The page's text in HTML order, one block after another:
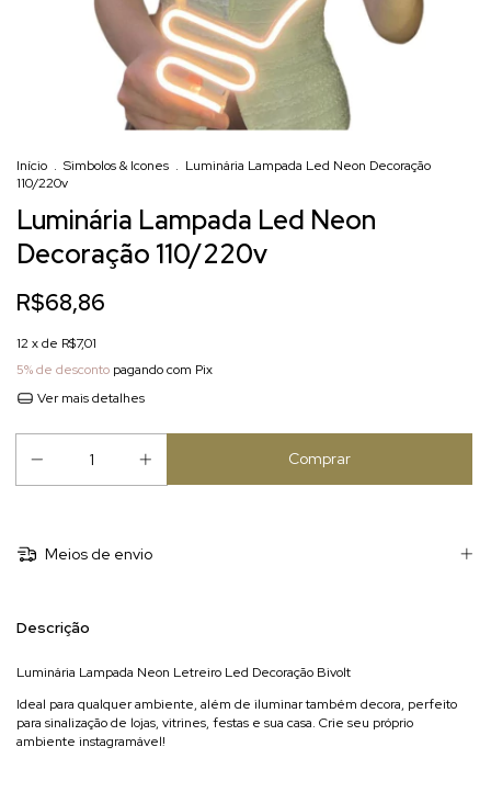
Início . Simbolos & Icones . Luminária Lampada Led Neon Decoração
110/220v
Luminária Lampada Led Neon
Decoração 110/220v
R$68,86
12 x de R$7,01
5% de desconto pagando com Pix
Ver mais detalhes
Meios de envio
Descrição
Luminária Lampada Neon Letreiro Led Decoração Bivolt
Ideal para qualquer ambiente, além de iluminar também decora, perfeito
para sinalização de lojas, vitrines, festas e sua casa. Crie seu próprio
ambiente instagramável!